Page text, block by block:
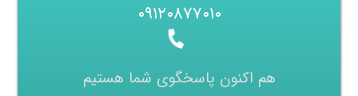
۰۹۱۲۰۸۷۷۰۱۰
هم اکنون پاسخگوی شما هستیم